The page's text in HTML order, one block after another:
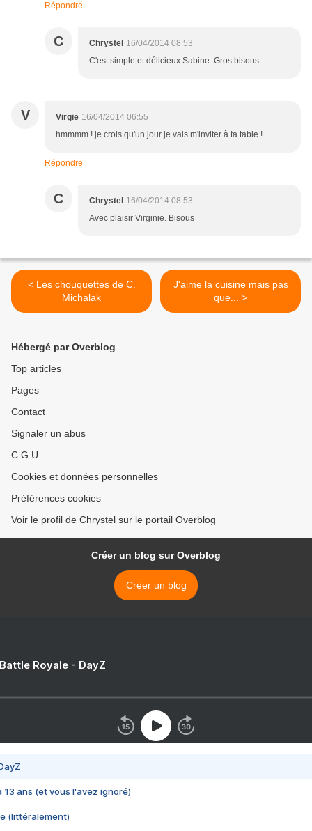
Répondre
C Chrystel 16/04/2014 08:53
C'est simple et délicieux Sabine. Gros bisous
V Virgie 16/04/2014 06:55
hmmmm ! je crois qu'un jour je vais m'inviter à ta table !
Répondre
C Chrystel 16/04/2014 08:53
Avec plaisir Virginie. Bisous
< Les chouquettes de C.
Michalak
J'aime la cuisine mais pas
que... >
Hébergé par Overblog
Top articles
Pages
Contact
Signaler un abus
C.G.U.
Cookies et données personnelles
Préférences cookies
Voir le profil de Chrystel sur le portail Overblog
Créer un blog sur Overblog
Créer un blog
Royale - DayZ
13 ans (et vous l'avez ignoré)
(littéralement)